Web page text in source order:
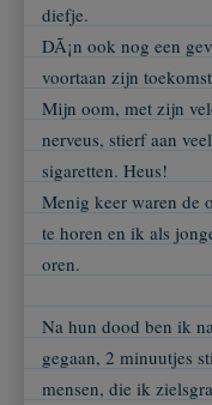
diefje.
DÃ¡n ook nog een
voortaan zijn
Mijn oom, met zijn
nerveus, stierf aan
sigaretten. Heus!
Menig keer waren de
te horen en ik als
oren.
Na hun dood ben ik
gegaan, 2 minuutjes
mensen, die ik